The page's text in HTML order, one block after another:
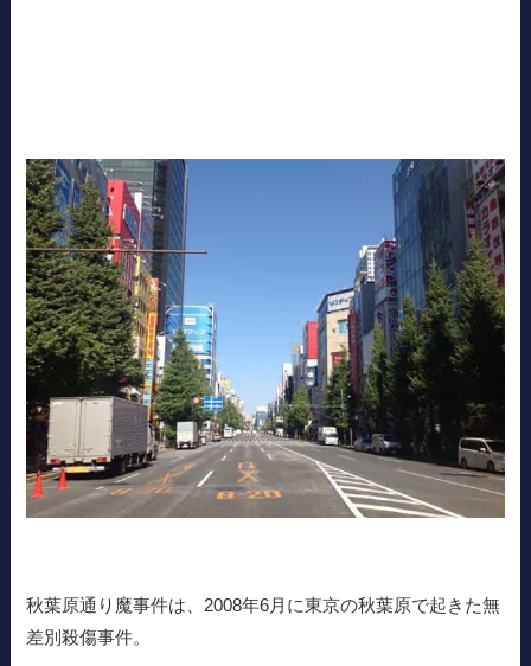
秋葉原通り魔事件は、2008年6月に東京の秋葉原で起きた無
差別殺傷事件。